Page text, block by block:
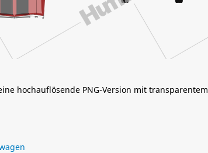
hochauflösende PNG-Version mit transparentem